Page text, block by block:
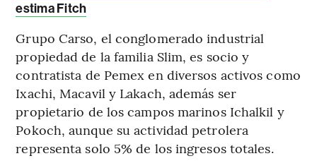
estima Fitch
Grupo Carso, el conglomerado industrial
propiedad de la familia Slim, es socio y
contratista de Pemex en diversos activos como
Ixachi, Macavil y Lakach, además ser
propietario de los campos marinos Ichalkil y
Pokoch, aunque su actividad petrolera
representa solo 5% de los ingresos totales.